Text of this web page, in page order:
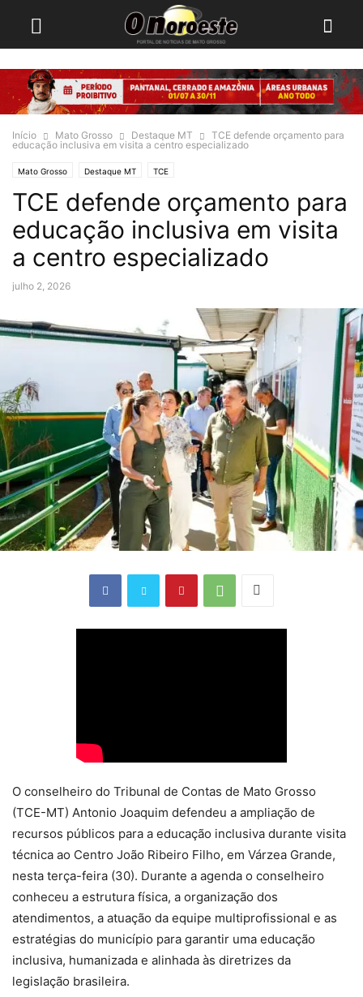
Início Mato Grosso Destaque MT
TCE defende orçamento para
educação inclusiva em visita a centro especializado
Mato Grosso Destaque MT TCE
TCE defende orçamento para
educação inclusiva em visita
a centro especializado
julho 2, 2026
O conselheiro do Tribunal de Contas de Mato Grosso
(TCE-MT) Antonio Joaquim defendeu a ampliação de
recursos públicos para a educação inclusiva durante visita
técnica ao Centro João Ribeiro Filho, em Várzea Grande,
nesta terça-feira (30). Durante a agenda o conselheiro
conheceu a estrutura física, a organização dos
atendimentos, a atuação da equipe multiprofissional e as
estratégias do município para garantir uma educação
inclusiva, humanizada e alinhada às diretrizes da
legislação brasileira.